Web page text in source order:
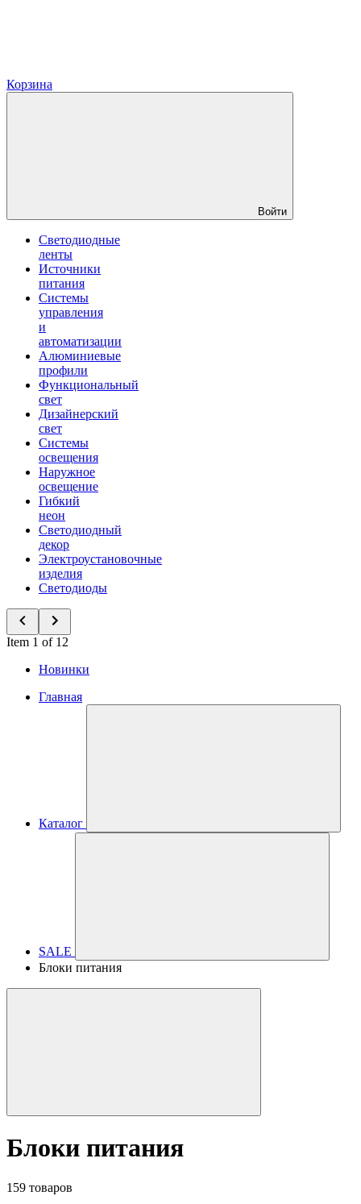
Корзина
Войти
Светодиодные
ленты
Источники
питания
Системы
управления
и
автоматизации
Алюминиевые
профили
Функциональный
свет
Дизайнерский
свет
Системы
освещения
Наружное
освещение
Гибкий
неон
Светодиодный
декор
Электроустановочные
изделия
Светодиоды
Item 1 of 12
Новинки
Главная
Каталог
SALE
Блоки питания
Блоки питания
159 товаров